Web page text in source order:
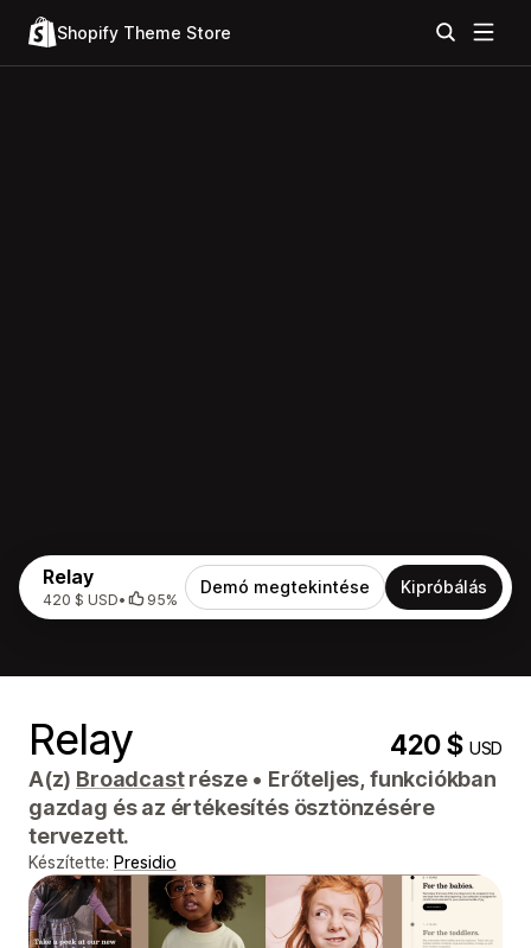
Shopify Theme Store
Relay
420 $ USD• 95%
Demó megtekintése Kipróbálás
Relay 420 $USD
A(z) Broadcastrésze • Erőteljes, funkciókban
gazdag és az értékesítés ösztönzésére
tervezett.
Készítette: Presidio